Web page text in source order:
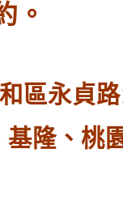
。
區永貞
隆、桃